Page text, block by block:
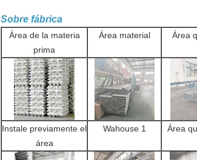
Sobre fábrica
Área de la materia
prima
Área material Área
Instale previamente el
área
Wahouse 1 Área